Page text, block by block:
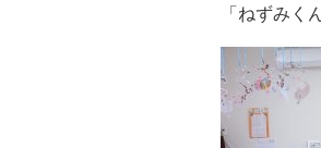
「ねずみく